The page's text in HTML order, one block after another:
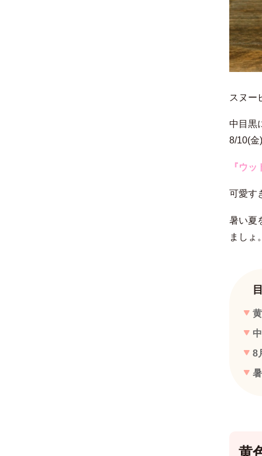
スヌー
中目黒
8/10(金
『ウ
可愛す
暑い夏
ましょ
8
黄